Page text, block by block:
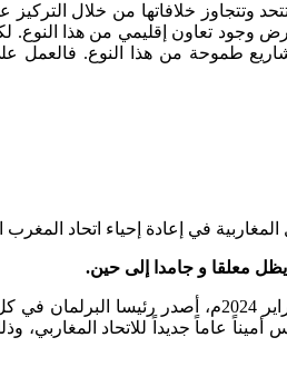
وتتجاوز خلافاتها من خلال
وجود تعاون إقليمي من هذا
طموحة من هذا النوع.
في إعادة إحياء اتحاد المغرب
معلقا و جامدا إلى حين.
تمسك
خيار لا رجعة فيه و في مايو 2024م، عينت تونس